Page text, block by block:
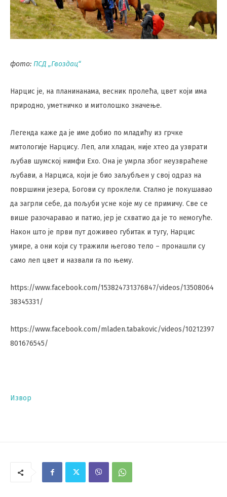
фото: ПСД „Гвоздац“
Нарцис је, на планинанама, весник пролећа, цвет који има
природно, уметничко и митолошко значење.
Легенда каже да је име добио по младићу из грчке
митологије Нарцису. Леп, али хладан, није хтео да узврати
љубав шумској нимфи Ехо. Она је умрла због неузвраћене
љубави, а Нарциса, који је био заљубљен у свој одраз на
површини језера, Богови су проклели. Стално је покушавао
да загрли себе, да пољуби усне које му се примичу. Све се
више разочаравао и патио, јер је схватио да је то немогуће.
Након што је први пут доживео губитак и тугу, Нарцис
умире, а они који су тражили његово тело – пронашли су
само леп цвет и назвали га по њему.
https://www.facebook.com/153824731376847/videos/13508064
38345331/
https://www.facebook.com/mladen.tabakovic/videos/10212397
801676545/
Извор